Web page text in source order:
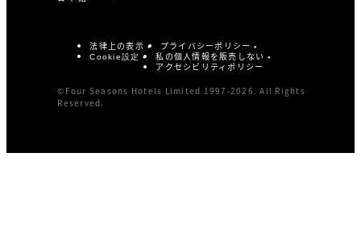
法律上の表示 プライバシーポリシー
Cookie設定
私の個人情報を販売しない
アクセシビリティポリシー
©Four Seasons Hotels Limited 1997-2026. All Rights
Reserved.